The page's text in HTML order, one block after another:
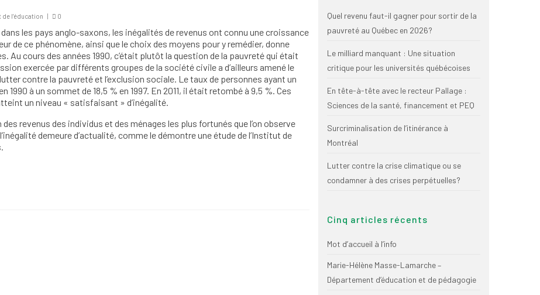
de l’éducation | 0
les pays anglo-saxons, les inégalités de revenus ont connu une croissance
de ce phénomène, ainsi que le choix des moyens pour y remédier, donne
Au cours des années 1990, c’était plutôt la question de la pauvreté qui était
exercée par différents groupes de la société civile a d’ailleurs amené le
contre la pauvreté et l’exclusion sociale. Le taux de personnes ayant un
à un sommet de 18,5 % en 1997. En 2011, il était retombé à 9,5 %. Ces
un niveau « satisfaisant » d’inégalité.
revenus des individus et des ménages les plus fortunés que l’on observe
demeure d’actualité, comme le démontre une étude de l’Institut de
Quel revenu faut-il gagner pour sortir de la
pauvreté au Québec en 2026?
Le milliard manquant : Une situation
critique pour les universités québécoises
En tête-à-tête avec le recteur Pallage :
Sciences de la santé, financement et PEQ
Surcriminalisation de l’itinérance à
Montréal
Lutter contre la crise climatique ou se
condamner à des crises perpétuelles?
Cinq articles récents
Mot d’accueil à l’info
Marie-Hélène Masse-Lamarche –
Département d’éducation et de pédagogie